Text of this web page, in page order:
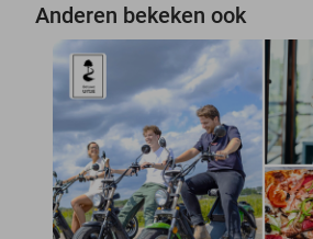
Anderen bekeken ook